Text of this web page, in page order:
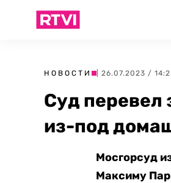
НОВОСТИ | 26.07.2023 /
Суд
из-под
Мосгорсуд
Максиму